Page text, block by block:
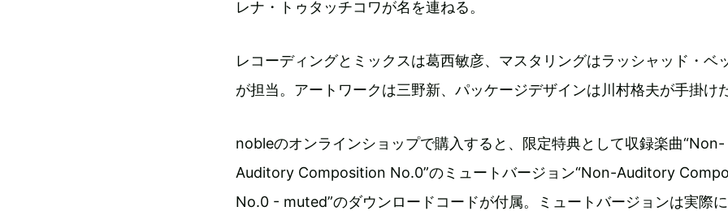
レナ・トゥタッチコワが名を連ねる。
レコーディングとミックスは葛西敏彦、マスタリングはラッシャッド・ベ
が担当。アートワークは三野新、パッケージデザインは川村格夫が手掛けた
nobleのオンラインショップで購入すると、限定特典として収録楽曲“Non-
Auditory Composition No.0”のミュートバージョン“Non-Auditory
No.0 - muted”のダウンロードコードが付属。ミュートバージョンは実際